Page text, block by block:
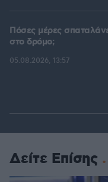
Πόσες μέρες
στο δρόμο;
05.08.2026, 13:57
Δείτε Επίσης